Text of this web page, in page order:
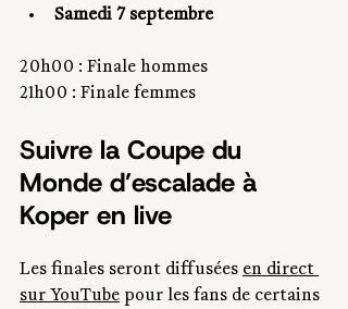
Samedi 7 septembre
20h00 : Finale hommes
21h00 : Finale femmes
Suivre la Coupe du
Monde d’escalade à
Koper en live
Les finales seront diffusées en direct
sur YouTube pour les fans de certains